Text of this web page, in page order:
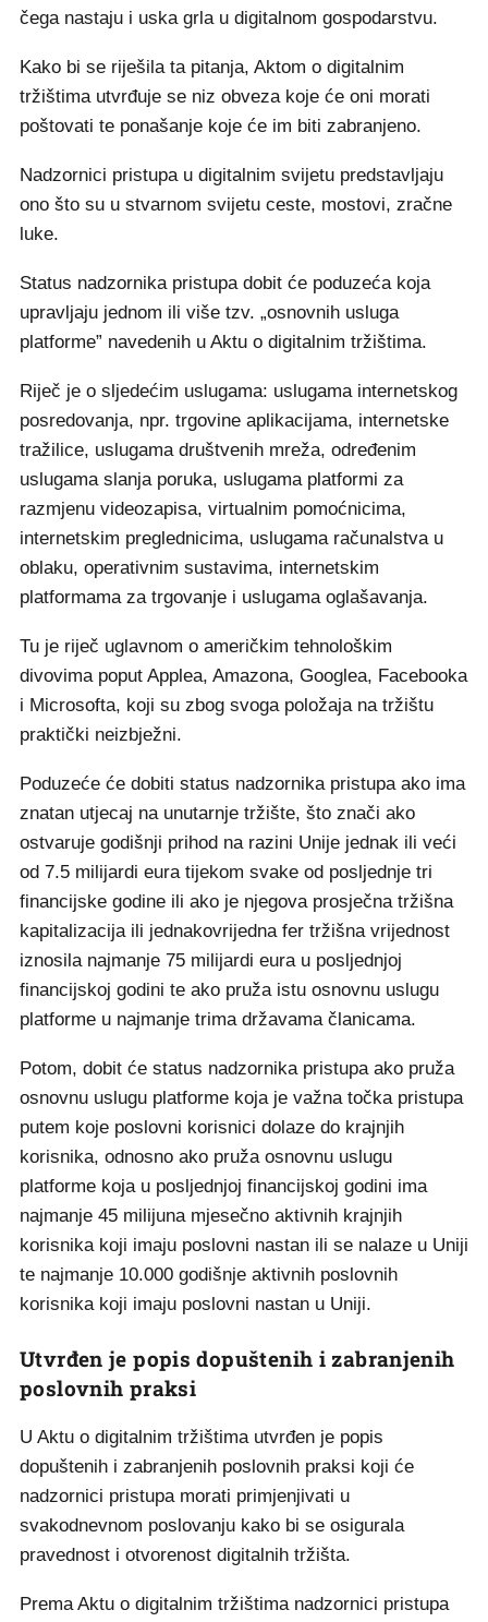
čega nastaju i uska grla u digitalnom gospodarstvu.
Kako bi se riješila ta pitanja, Aktom o digitalnim
tržištima utvrđuje se niz obveza koje će oni morati
poštovati te ponašanje koje će im biti zabranjeno.
Nadzornici pristupa u digitalnim svijetu predstavljaju
ono što su u stvarnom svijetu ceste, mostovi, zračne
luke.
Status nadzornika pristupa dobit će poduzeća koja
upravljaju jednom ili više tzv. „osnovnih usluga
platforme” navedenih u Aktu o digitalnim tržištima.
Riječ je o sljedećim uslugama: uslugama internetskog
posredovanja, npr. trgovine aplikacijama, internetske
tražilice, uslugama društvenih mreža, određenim
uslugama slanja poruka, uslugama platformi za
razmjenu videozapisa, virtualnim pomoćnicima,
internetskim preglednicima, uslugama računalstva u
oblaku, operativnim sustavima, internetskim
platformama za trgovanje i uslugama oglašavanja.
Tu je riječ uglavnom o američkim tehnološkim
divovima poput Applea, Amazona, Googlea, Facebooka
i Microsofta, koji su zbog svoga položaja na tržištu
praktički neizbježni.
Poduzeće će dobiti status nadzornika pristupa ako ima
znatan utjecaj na unutarnje tržište, što znači ako
ostvaruje godišnji prihod na razini Unije jednak ili veći
od 7.5 milijardi eura tijekom svake od posljednje tri
financijske godine ili ako je njegova prosječna tržišna
kapitalizacija ili jednakovrijedna fer tržišna vrijednost
iznosila najmanje 75 milijardi eura u posljednjoj
financijskoj godini te ako pruža istu osnovnu uslugu
platforme u najmanje trima državama članicama.
Potom, dobit će status nadzornika pristupa ako pruža
osnovnu uslugu platforme koja je važna točka pristupa
putem koje poslovni korisnici dolaze do krajnjih
korisnika, odnosno ako pruža osnovnu uslugu
platforme koja u posljednjoj financijskoj godini ima
najmanje 45 milijuna mjesečno aktivnih krajnjih
korisnika koji imaju poslovni nastan ili se nalaze u Uniji
te najmanje 10.000 godišnje aktivnih poslovnih
korisnika koji imaju poslovni nastan u Uniji.
Utvrđen je popis dopuštenih i zabranjenih
poslovnih praksi
U Aktu o digitalnim tržištima utvrđen je popis
dopuštenih i zabranjenih poslovnih praksi koji će
nadzornici pristupa morati primjenjivati u
svakodnevnom poslovanju kako bi se osigurala
pravednost i otvorenost digitalnih tržišta.
Prema Aktu o digitalnim tržištima nadzornici pristupa